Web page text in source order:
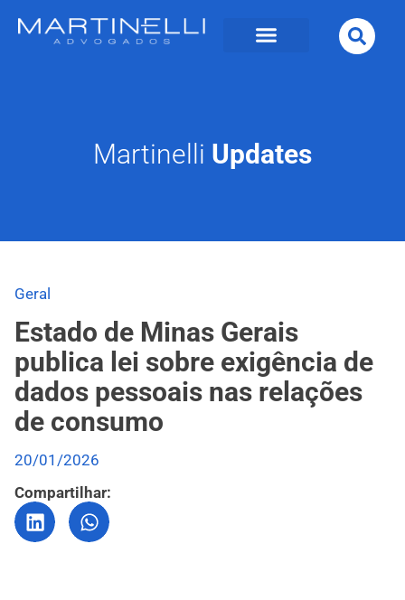
Martinelli Updates
Geral
Estado de Minas Gerais
publica lei sobre exigência de
dados pessoais nas relações
de consumo
20/01/2026
Compartilhar: